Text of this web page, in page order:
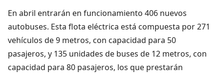
En abril entrarán en funcionamiento 406 nuevos
autobuses. Esta flota eléctrica está compuesta por 271
vehículos de 9 metros, con capacidad para 50
pasajeros, y 135 unidades de buses de 12 metros, con
capacidad para 80 pasajeros, los que prestarán